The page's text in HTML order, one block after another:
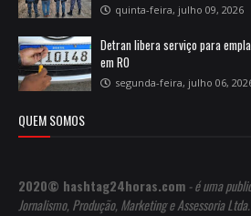
quinta-feira, julho 09, 2026
Detran libera serviço para
em RO
segunda-feira, julho 06,
QUEM SOMOS
2020© hashtag24horas.com - é uma
Jornalismo, Produção, Marketing e Assessoria